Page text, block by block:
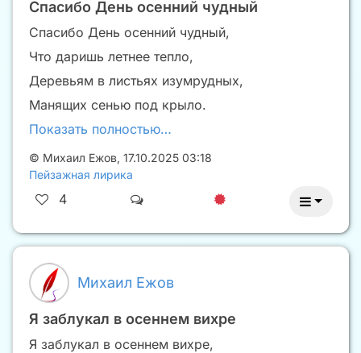
Спасибо День осенний чудный
Спасибо День осенний чудный,
Что даришь летнее тепло,
Деревьям в листьях изумрудных,
Манящих сенью под крыло.
Показать полностью…
© Михаил Ежов, 17.10.2025 03:18
Пейзажная лирика
4
Михаил Ежов
Я заблукал в осеннем вихре
Я заблукал в осеннем вихре,